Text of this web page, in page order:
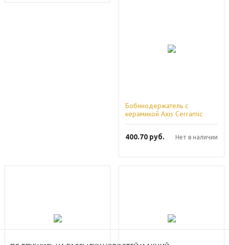
Бобинодержатель с
керамикой Axis Cerramic
400.70 руб. Нет в наличии